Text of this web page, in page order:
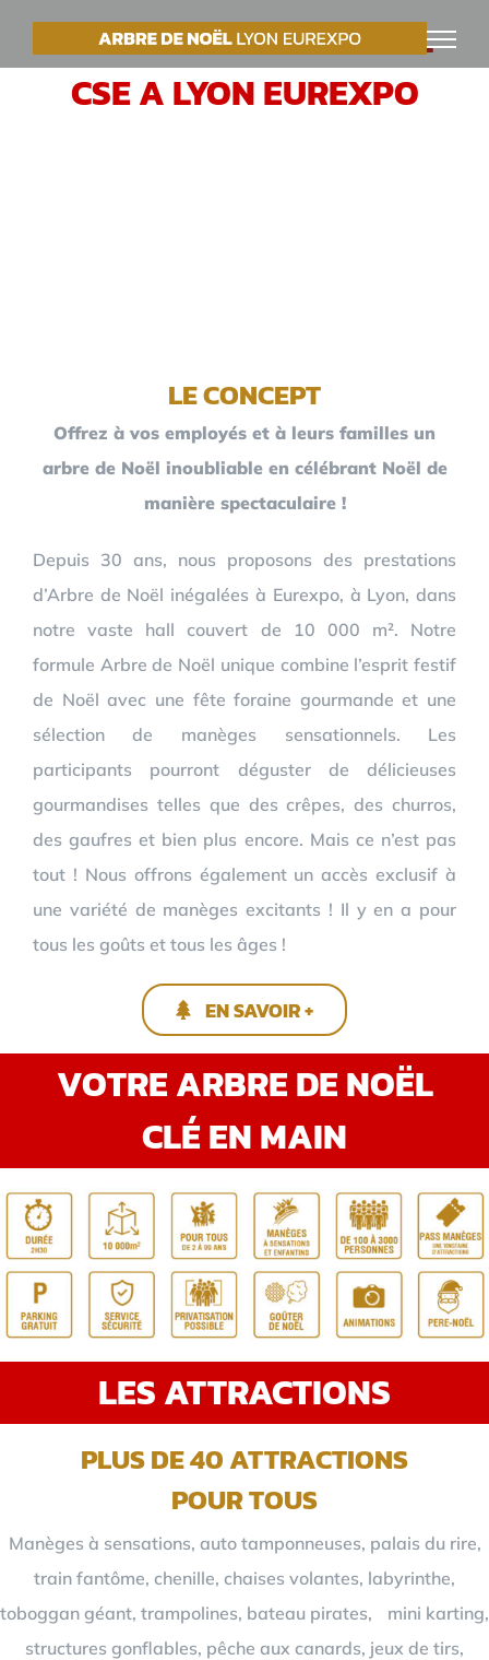
PasserVOTRE ARBRE DE NOËL
CSE A LYON EUREXPO
LE CONCEPT
Offrez à vos employés et à leurs familles un
arbre de Noël inoubliable en célébrant Noël de
manière spectaculaire !
Depuis 30 ans, nous proposons des prestations
d’Arbre de Noël inégalées à Eurexpo, à Lyon, dans
notre vaste hall couvert de 10 000 m². Notre
formule Arbre de Noël unique combine l’esprit festif
de Noël avec une fête foraine gourmande et une
sélection de manèges sensationnels. Les
participants pourront déguster de délicieuses
gourmandises telles que des crêpes, des churros,
des gaufres et bien plus encore. Mais ce n’est pas
tout ! Nous offrons également un accès exclusif à
une variété de manèges excitants ! Il y en a pour
tous les goûts et tous les âges !
EN SAVOIR +
VOTRE ARBRE DE NOËL
CLÉ EN MAIN
LES ATTRACTIONS
PLUS DE 40 ATTRACTIONS
POUR TOUS
Manèges à sensations, auto tamponneuses, palais du rire,
train fantôme, chenille, chaises volantes, labyrinthe,
toboggan géant, trampolines, bateau pirates, mini karting,
structures gonflables, pêche aux canards, jeux de tirs,